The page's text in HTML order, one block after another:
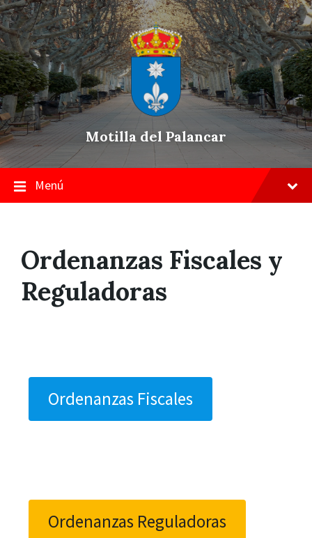
Skip
to
content
Saltar
a
la
navegación
principal
Saltar
a
pie
de
página
Motilla del Palancar
Menú
Ordenanzas Fiscales y
Reguladoras
Ordenanzas Fiscales
Ordenanzas Reguladoras